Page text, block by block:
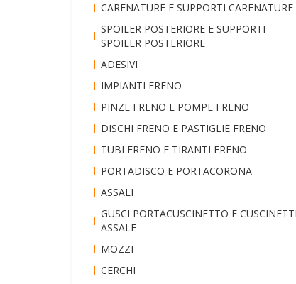
CARENATURE E SUPPORTI CARENATURE
SPOILER POSTERIORE E SUPPORTI
SPOILER POSTERIORE
ADESIVI
IMPIANTI FRENO
PINZE FRENO E POMPE FRENO
DISCHI FRENO E PASTIGLIE FRENO
TUBI FRENO E TIRANTI FRENO
PORTADISCO E PORTACORONA
ASSALI
GUSCI PORTACUSCINETTO E CUSCINETTI
ASSALE
MOZZI
CERCHI